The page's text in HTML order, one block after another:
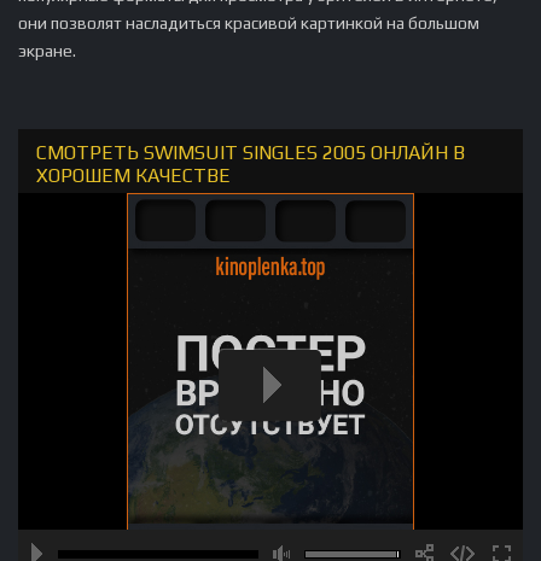
они позволят насладиться красивой картинкой на большом
экране.
СМОТРЕТЬ SWIMSUIT SINGLES 2005 ОНЛАЙН В
ХОРОШЕМ КАЧЕСТВЕ